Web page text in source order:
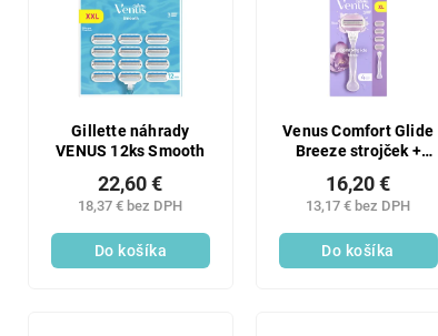
Gillette náhrady
VENUS 12ks Smooth
18,37 € bez DPH
22,60 €
Do košíka
Venus Comfort Glide
Breeze strojček +
13,17 € bez DPH
16,20 €
Do košíka